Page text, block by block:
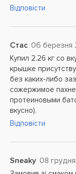
Відповісти
Стас 06 березня
Купил 2.26 кг со
крышке
без каких-либо
сожержимое
протеиновыми
вкусно).
Відповісти
Sneaky 08